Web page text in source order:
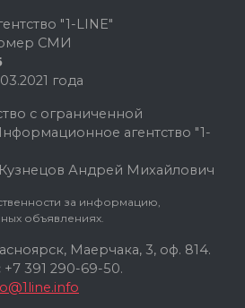
"1-LINE"
СМИ
года
с ограниченной
агентство "1-
Кузнецов Андрей Михайлович
за информацию,
объявлениях.
Маерчака, 3, оф. 814.
+7 391 290-69-50.